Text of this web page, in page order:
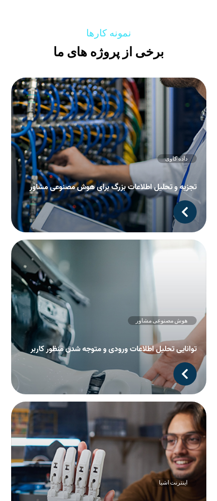
نمونه کارها
برخی از پروژه های ما
داده کاوی
تجزیه و تحلیل اطلاعات بزرگ برای هوش مصنوعی مشاور
هوش مصنوعی مشاور
توانایی تحلیل اطلاعات ورودی و متوجه شدن منظور کاربر
اینترنت اشیا